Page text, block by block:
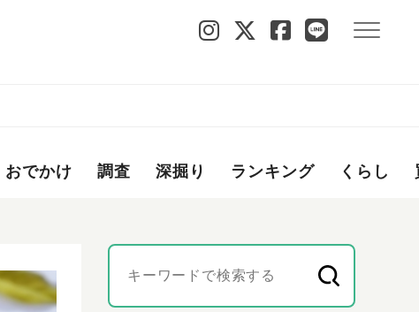
おでかけ 調査 深掘り ランキング くらし